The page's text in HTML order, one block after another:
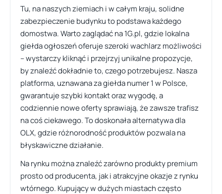
Tu, na naszych ziemiach i w całym kraju, solidne
zabezpieczenie budynku to podstawa każdego
domostwa. Warto zaglądać na 1G.pl, gdzie lokalna
giełda ogłoszeń oferuje szeroki wachlarz możliwości
– wystarczy kliknąć i przejrzyj unikalne propozycje,
by znaleźć dokładnie to, czego potrzebujesz. Nasza
platforma, uznawana za giełda numer 1 w Polsce,
gwarantuje szybki kontakt oraz wygodę, a
codziennie nowe oferty sprawiają, że zawsze trafisz
na coś ciekawego. To doskonała alternatywa dla
OLX, gdzie różnorodność produktów pozwala na
błyskawiczne działanie.
Na rynku można znaleźć zarówno produkty premium
prosto od producenta, jak i atrakcyjne okazje z rynku
wtórnego. Kupujący w dużych miastach często